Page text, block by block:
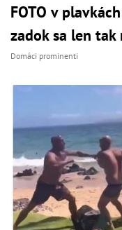
FOTO v
zadok sa len tak
Domáci prominenti